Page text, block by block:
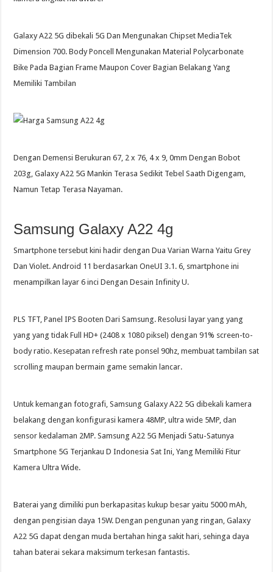
Galaxy A22 5G dibekali 5G Dan Mengunakan Chipset MediaTek
Dimension 700. Body Poncell Mengunakan Material Polycarbonate
Bike Pada Bagian Frame Maupon Cover Bagian Belakang Yang
Memiliki Tambilan
Dengan Demensi Berukuran 67, 2 x 76, 4 x 9, 0mm Dengan Bobot
203g, Galaxy A22 5G Mankin Terasa Sedikit Tebel Saath Digengam,
Namun Tetap Terasa Nayaman.
Samsung Galaxy A22 4g
Smartphone tersebut kini hadir dengan Dua Varian Warna Yaitu Grey
Dan Violet. Android 11 berdasarkan OneUI 3.1. 6, smartphone ini
menampilkan layar 6 inci Dengan Desain Infinity U.
PLS TFT, Panel IPS Booten Dari Samsung. Resolusi layar yang yang
yang yang tidak Full HD+ (2408 x 1080 piksel) dengan 91% screen-to-
body ratio. Kesepatan refresh rate ponsel 90hz, membuat tambilan sat
scrolling maupan bermain game semakin lancar.
Untuk kemangan fotografi, Samsung Galaxy A22 5G dibekali kamera
belakang dengan konfigurasi kamera 48MP, ultra wide 5MP, dan
sensor kedalaman 2MP. Samsung A22 5G Menjadi Satu-Satunya
Smartphone 5G Terjankau D Indonesia Sat Ini, Yang Memiliki Fitur
Kamera Ultra Wide.
Baterai yang dimiliki pun berkapasitas kukup besar yaitu 5000 mAh,
dengan pengisian daya 15W. Dengan pengunan yang ringan, Galaxy
A22 5G dapat dengan muda bertahan hinga sakit hari, sehinga daya
tahan baterai sekara maksimum terkesan fantastis.